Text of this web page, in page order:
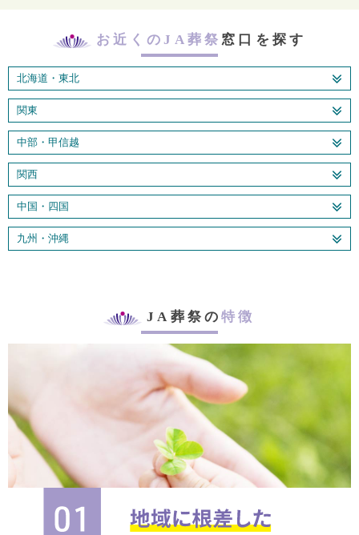
お近くのJA葬祭 窓口を探す
北海道・東北
関東
中部・甲信越
関西
中国・四国
九州・沖縄
JA葬祭の特徴